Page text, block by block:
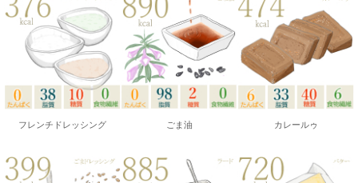
フレンチドレッシング ごま油 カレールゥ